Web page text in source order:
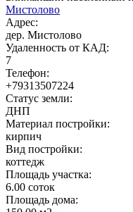
Мистолово
Адрес:
дер. Мистолово
Удаленность от КАД:
7
Телефон:
+79313507224
Статус земли:
ДНП
Материал постройки:
кирпич
Вид постройки:
коттедж
Площадь участка:
6.00 соток
Площадь дома: